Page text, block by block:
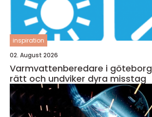
inspiration
02. August 2026
Varmvattenberedare i göteborg så väljer du
rätt och undviker dyra misstag